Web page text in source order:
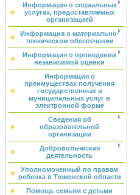
Информация о социальных
услугах, предоставляемых
организацией
Информация о материально-
техническом обеспечении
Информация о проведении
независимой оценки
Информация о
преимуществах получения
государственных и
муниципальных услуг в
электронной форме
Сведения об
образовательной
организации
Добровольческая
деятельность
Уполномоченный по правам
ребенка в Тюменской области
Помощь семьям с детьми